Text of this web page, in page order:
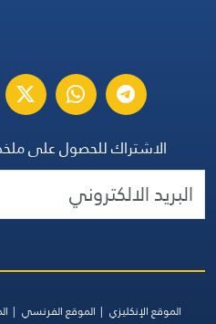
الاشتراك للحصول على
الموقع الإنكليزي الموقع الفرنسي